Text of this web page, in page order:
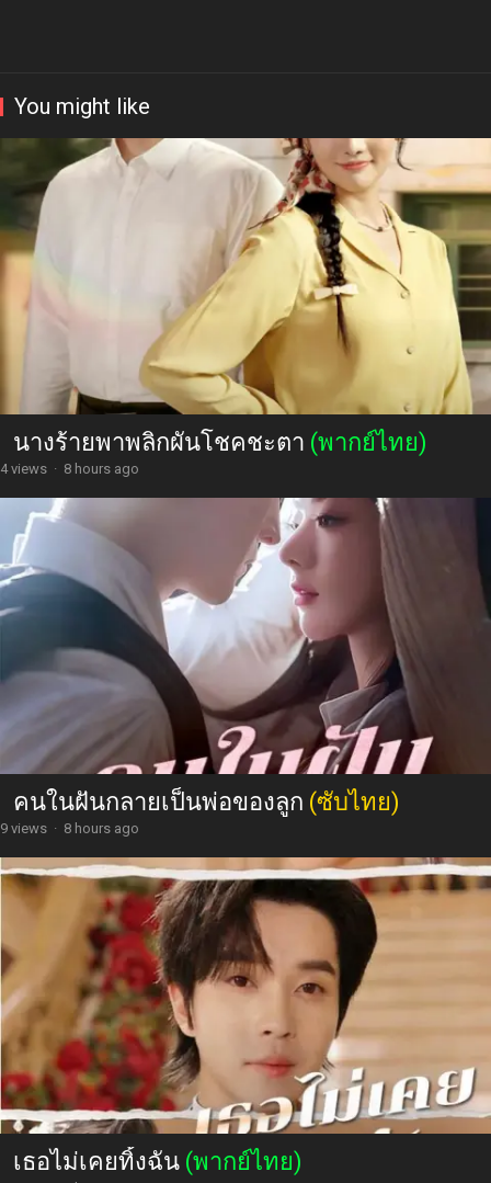
You might like
นางร้ายพาพลิกผันโชคชะตา (พากย์ไทย)
4 views · 8 hours ago
คนในฝันกลายเป็นพ่อของลูก (ซับไทย)
9 views · 8 hours ago
เธอไม่เคยทิ้งฉัน (พากย์ไทย)